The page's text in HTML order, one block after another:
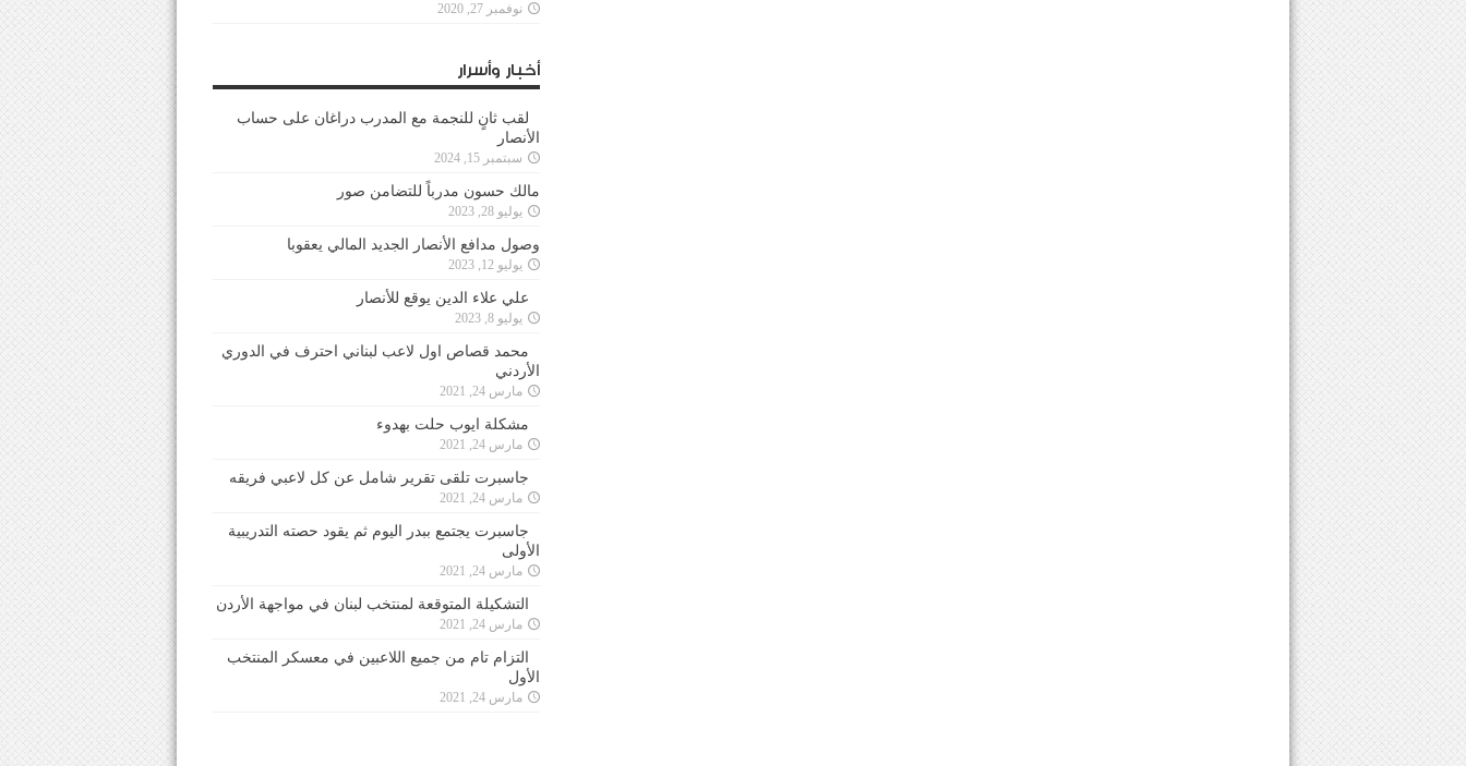
نوفمبر 27, 2020
أخبار وأسرار
لقب ثانٍ للنجمة مع المدرب دراغان على حساب
الأنصار
سبتمبر 15, 2024
مالك حسون مدرباً للتضامن صور
يوليو 28, 2023
وصول مدافع الأنصار الجديد المالي يعقوبا
يوليو 12, 2023
علي علاء الدين يوقع للأنصار
يوليو 8, 2023
محمد قصاص اول لاعب لبناني احترف في الدوري
الأردني
مارس 24, 2021
مشكلة ايوب حلت بهدوء
مارس 24, 2021
جاسبرت تلقى تقرير شامل عن كل لاعبي فريقه
مارس 24, 2021
جاسبرت يجتمع ببدر اليوم ثم يقود حصته التدريبية
الأولى
مارس 24, 2021
التشكيلة المتوقعة لمنتخب لبنان في مواجهة الأردن
مارس 24, 2021
التزام تام من جميع اللاعبين في معسكر المنتخب
الأول
مارس 24, 2021